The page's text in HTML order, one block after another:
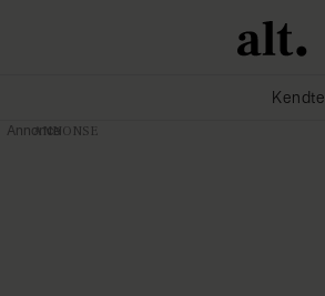
Kendte
Annonce